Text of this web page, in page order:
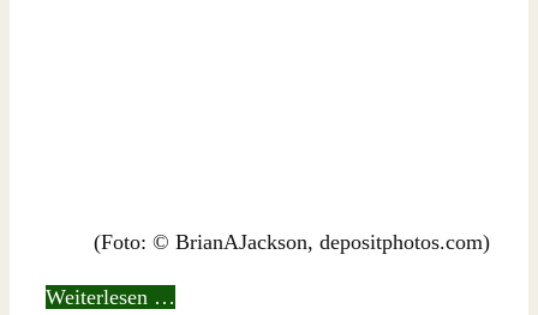
(Foto: © BrianAJackson, depositphotos.com)
Weiterlesen …